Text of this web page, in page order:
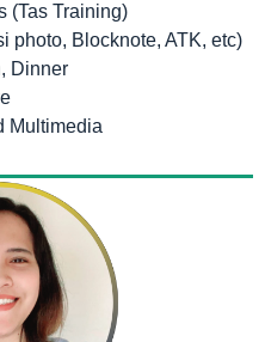
(Tas Training)
photo, Blocknote, ATK, etc)
Dinner
Multimedia